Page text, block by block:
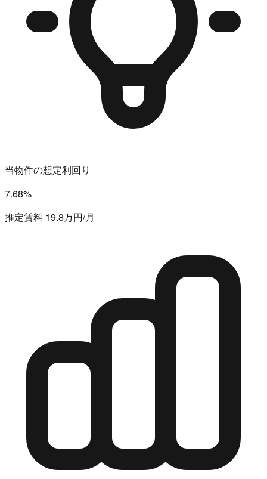
当物件の想定利回り
7.68%
推定賃料 19.8万円/月